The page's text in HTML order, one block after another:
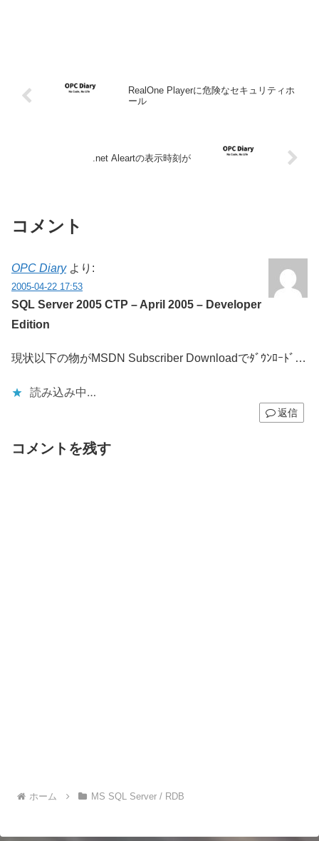
RealOne Playerに危険なセキュリティホ
ール
.net Aleartの表示時刻が
コメント
OPC Diary より:
2005-04-22 17:53
SQL Server 2005 CTP – April 2005 – Developer
Edition
現状以下の物がMSDN Subscriber Downloadでﾀﾞｳﾝﾛｰﾄﾞ…
読み込み中…
返信
コメントを残す
ホーム MS SQL Server / RDB